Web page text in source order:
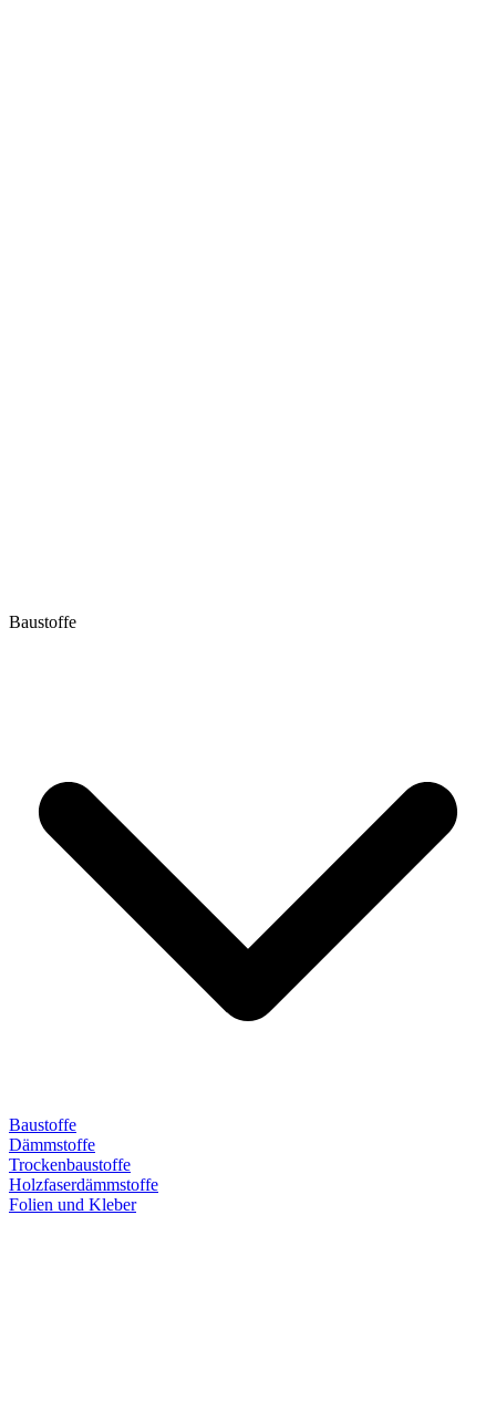
Baustoffe
Baustoffe
Dämmstoffe
Trockenbaustoffe
Holzfaserdämmstoffe
Folien und Kleber